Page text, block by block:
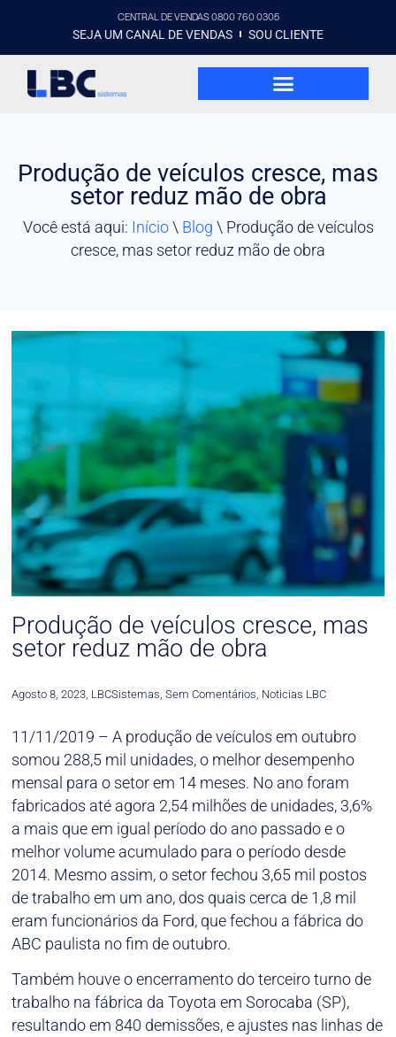
CENTRAL DE VENDAS 0800 760 0305
SEJA UM CANAL DE VENDAS SOU CLIENTE
Produção de veículos cresce, mas
setor reduz mão de obra
Você está aqui: Início\ Blog \ Produção de veículos
cresce, mas setor reduz mão de obra
Produção de veículos cresce, mas
setor reduz mão de obra
Agosto 8, 2023, LBCSistemas, Sem Comentários, Noticias LBC
11/11/2019 – A produção de veículos em outubro
somou 288,5 mil unidades, o melhor desempenho
mensal para o setor em 14 meses. No ano foram
fabricados até agora 2,54 milhões de unidades, 3,6%
a mais que em igual período do ano passado e o
melhor volume acumulado para o período desde
2014. Mesmo assim, o setor fechou 3,65 mil postos
de trabalho em um ano, dos quais cerca de 1,8 mil
eram funcionários da Ford, que fechou a fábrica do
ABC paulista no fim de outubro.
Também houve o encerramento do terceiro turno de
trabalho na fábrica da Toyota em Sorocaba (SP),
resultando em 840 demissões, e ajustes nas linhas de